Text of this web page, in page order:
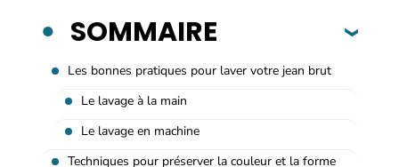
SOMMAIRE
Les bonnes pratiques pour laver votre jean brut
Le lavage à la main
Le lavage en machine
Techniques pour préserver la couleur et la forme